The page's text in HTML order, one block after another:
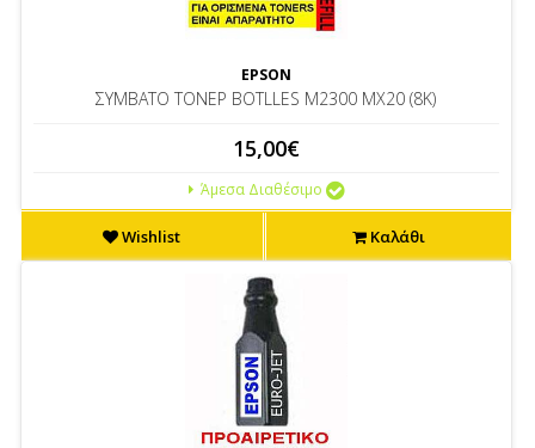
EPSON
ΣΥΜΒΑΤΟ ΤΟΝΕΡ BOTLLES M2300 MX20 (8K)
15,00€
Άμεσα Διαθέσιμο
Wishlist Καλάθι